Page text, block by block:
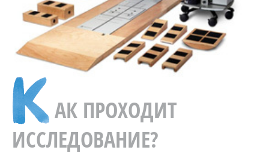
АК ПРОХОДИТ
ИССЛЕДОВАНИЕ?